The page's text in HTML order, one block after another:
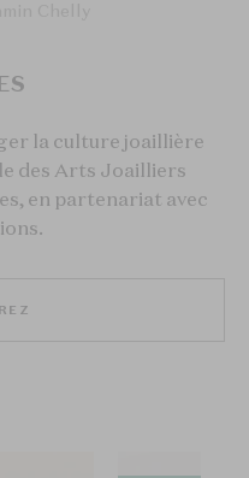
la culture joaillière
des Arts Joailliers
en partenariat avec